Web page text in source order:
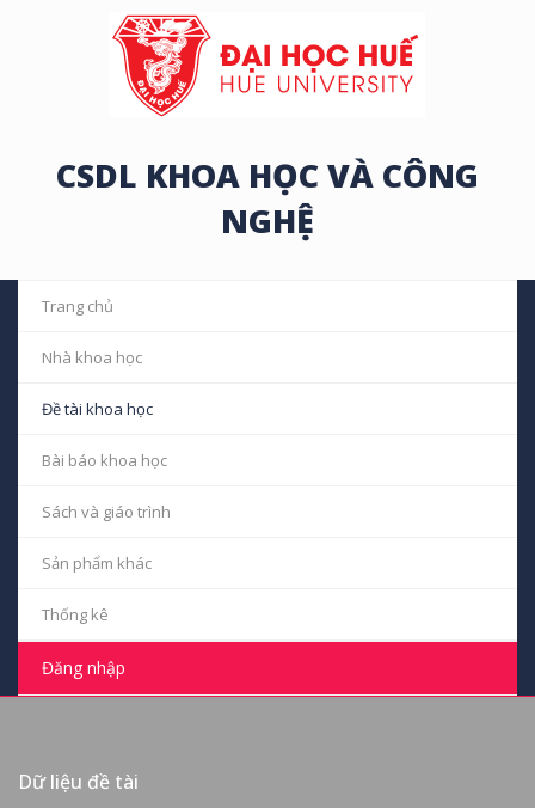
CSDL KHOA HỌC VÀ CÔNG
NGHỆ
Trang chủ
Nhà khoa học
Đề tài khoa học
Bài báo khoa học
Sách và giáo trình
Sản phẩm khác
Thống kê
Đăng nhập
Dữ liệu đề tài